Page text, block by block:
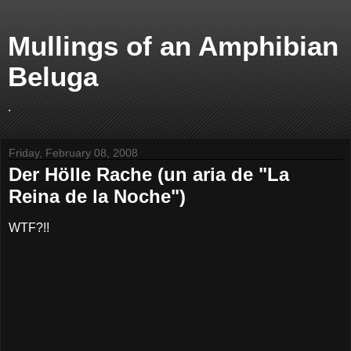
Mullings of an Amphibian
Beluga
.
Friday, February 08, 2008
Der Hölle Rache (un aria de "La
Reina de la Noche")
WTF?!!